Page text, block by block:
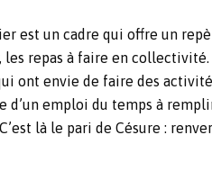
est un cadre qui offre un
les repas à faire en
ont envie de faire des
d’un emploi du temps à
là le pari de Césure :